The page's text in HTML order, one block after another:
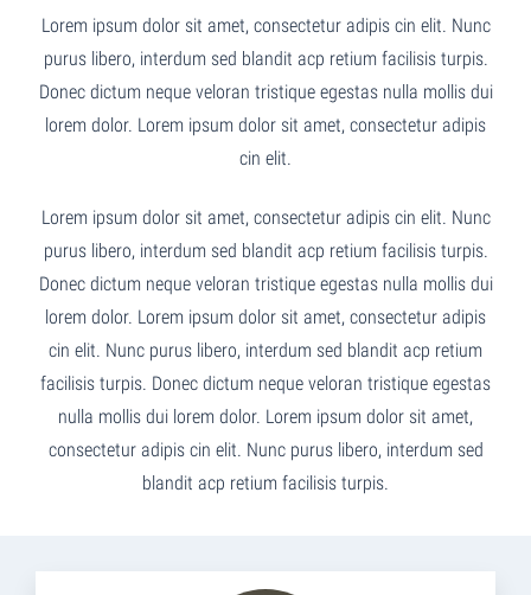
Lorem ipsum dolor sit amet, consectetur adipis cin elit. Nunc
purus libero, interdum sed blandit acp retium facilisis turpis.
Donec dictum neque veloran tristique egestas nulla mollis dui
lorem dolor. Lorem ipsum dolor sit amet, consectetur adipis
cin elit.
Lorem ipsum dolor sit amet, consectetur adipis cin elit. Nunc
purus libero, interdum sed blandit acp retium facilisis turpis.
Donec dictum neque veloran tristique egestas nulla mollis dui
lorem dolor. Lorem ipsum dolor sit amet, consectetur adipis
cin elit. Nunc purus libero, interdum sed blandit acp retium
facilisis turpis. Donec dictum neque veloran tristique egestas
nulla mollis dui lorem dolor. Lorem ipsum dolor sit amet,
consectetur adipis cin elit. Nunc purus libero, interdum sed
blandit acp retium facilisis turpis.